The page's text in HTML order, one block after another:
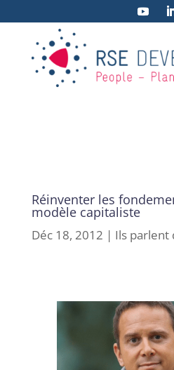
Réinventer les
modèle capitaliste
Déc 18, 2012 | Ils parlent